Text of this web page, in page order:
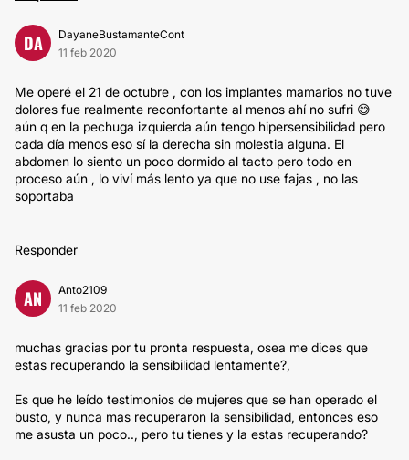
DA
DayaneBustamanteCont
11 feb 2020
Me operé el 21 de octubre , con los implantes mamarios no tuve
dolores fue realmente reconfortante al menos ahí no sufri 😅
aún q en la pechuga izquierda aún tengo hipersensibilidad pero
cada día menos eso sí la derecha sin molestia alguna. El
abdomen lo siento un poco dormido al tacto pero todo en
proceso aún , lo viví más lento ya que no use fajas , no las
soportaba
Responder
AN
Anto2109
11 feb 2020
muchas gracias por tu pronta respuesta, osea me dices que
estas recuperando la sensibilidad lentamente?,
Es que he leído testimonios de mujeres que se han operado el
busto, y nunca mas recuperaron la sensibilidad, entonces eso
me asusta un poco.., pero tu tienes y la estas recuperando?